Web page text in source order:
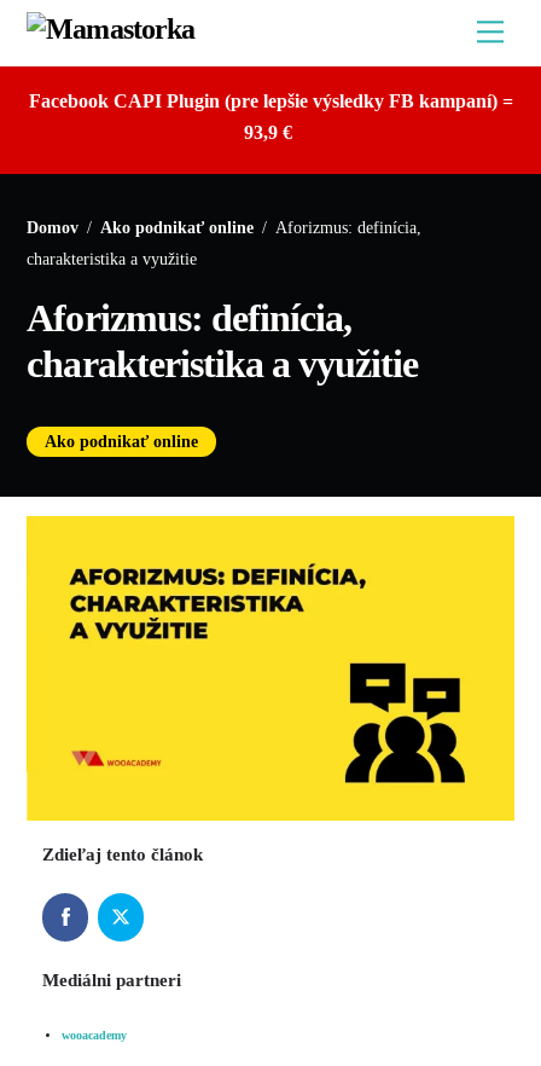
Skip
Facebook CAPI Plugin (pre lepšie výsledky FB kampaní) =
93,9 €
Domov / Ako podnikať online / Aforizmus: definícia,
charakteristika a využitie
Aforizmus: definícia,
charakteristika a využitie
Ako podnikať online
Zdieľaj tento článok
Mediálni partneri
wooacademy